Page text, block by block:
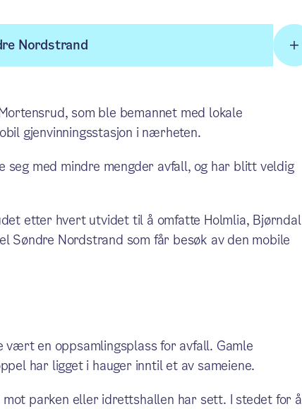
Nordstrand
som ble bemannet med lokale
gjenvinningsstasjon i nærheten.
seg med mindre mengder avfall, og har blitt veldig
etter hvert utvidet til å omfatte Holmlia, Bjørndal
Søndre Nordstrand som får besøk av den mobile
vært en oppsamlingsplass for avfall. Gamle
har ligget i hauger inntil et av sameiene.
parken eller idrettshallen har sett. I stedet for å